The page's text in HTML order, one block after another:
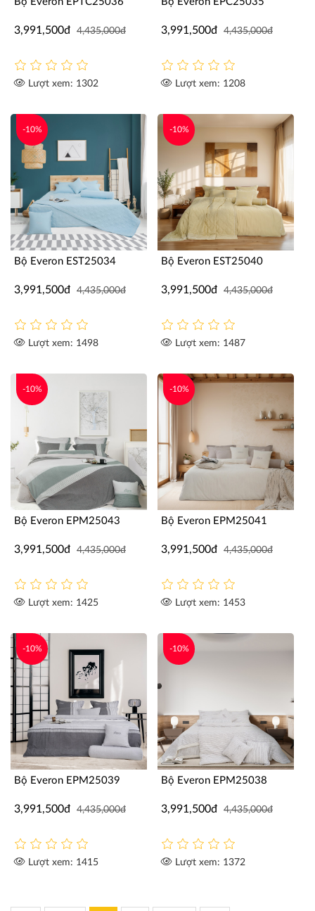
3,991,500đ 4,435,000đ
Lượt xem: 1302
3,991,500đ 4,435,000đ
Lượt xem: 1208
-10%
Bộ Everon EST25034
3,991,500đ 4,435,000đ
Lượt xem: 1498
-10%
Bộ Everon EST25040
3,991,500đ 4,435,000đ
Lượt xem: 1487
-10%
Bộ Everon EPM25043
3,991,500đ 4,435,000đ
Lượt xem: 1425
-10%
Bộ Everon EPM25041
3,991,500đ 4,435,000đ
Lượt xem: 1453
-10%
Bộ Everon EPM25039
3,991,500đ 4,435,000đ
Lượt xem: 1415
-10%
Bộ Everon EPM25038
3,991,500đ 4,435,000đ
Lượt xem: 1372